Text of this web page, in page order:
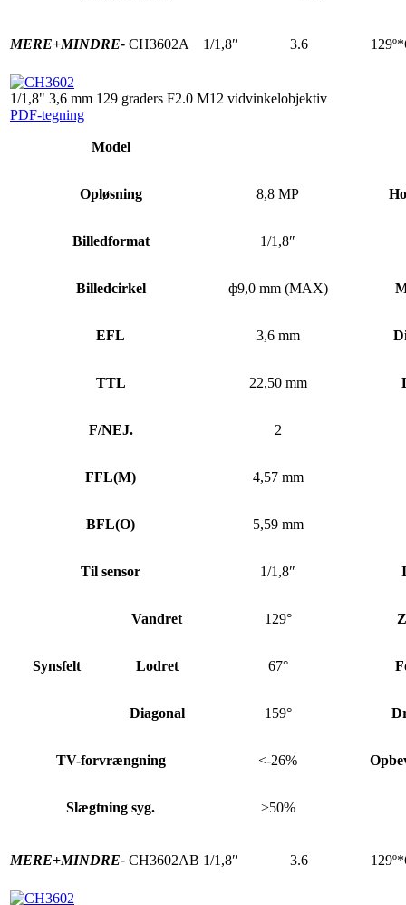
MERE+MINDRE- CH3602A 1/1,8″ 3.6
1/1,8" 3,6 mm 129 graders F2.0 M12 vidvinkelobjektiv
PDF-tegning
Model
Opløsning 8,8 MP
Billedformat 1/1,8″
Billedcirkel ф9,0 mm (MAX)
EFL 3,6 mm
TTL 22,50 mm
F/NEJ. 2
FFL(M) 4,57 mm
BFL(O) 5,59 mm
Til sensor 1/1,8″
Synsfelt
Vandret 129°
Lodret 67°
Diagonal 159°
TV-forvrængning <-26%
Slægtning syg. >50%
MERE+MINDRE- CH3602AB 1/1,8″ 3.6